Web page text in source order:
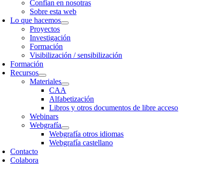
Confían en nosotras
Sobre esta web
Lo que hacemos
Proyectos
Investigación
Formación
Visibilización / sensibilización
Formación
Recursos
Materiales
CAA
Alfabetización
Libros y otros documentos de libre acceso
Webinars
Webgrafía
Webgrafía otros idiomas
Webgrafía castellano
Contacto
Colabora